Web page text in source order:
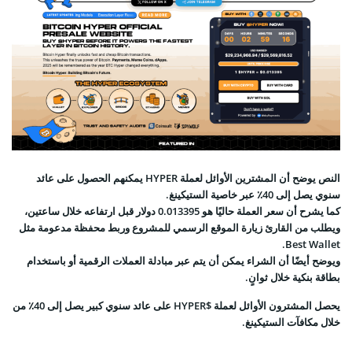
النص يوضح أن المشترين الأوائل لعملة HYPER يمكنهم الحصول على عائد
سنوي يصل إلى 40٪ عبر خاصية الستيكينغ.
كما يشرح أن سعر العملة حاليًا هو 0.013395 دولار قبل ارتفاعه خلال ساعتين،
ويطلب من القارئ زيارة الموقع الرسمي للمشروع وربط محفظة مدعومة مثل
Best Wallet.
ويوضح أيضًا أن الشراء يمكن أن يتم عبر مبادلة العملات الرقمية أو باستخدام
بطاقة بنكية خلال ثوانٍ.
يحصل المشترون الأوائل لعملة $HYPER على عائد سنوي كبير يصل إلى 40٪ من
خلال مكافآت الستيكينغ.